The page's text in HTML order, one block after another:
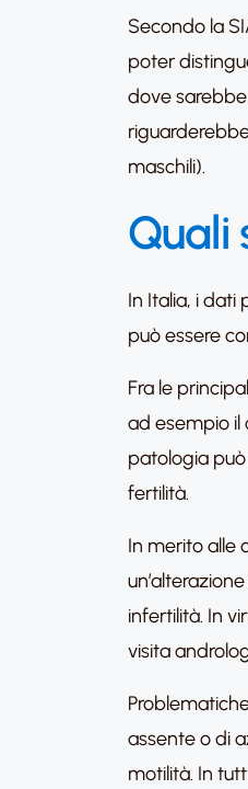
Secondo la
poter
dove
maschili).
Quali
In Italia, i dati
può essere
Fra le
ad esempio il
patologia
fertilità.
In merito alle
infertilità. In
visita
assente o di
motilità. In